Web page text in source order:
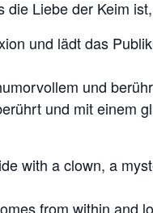
Liebe der Keim
und lädt das
und
und mit einem
with a clown, a
from within and